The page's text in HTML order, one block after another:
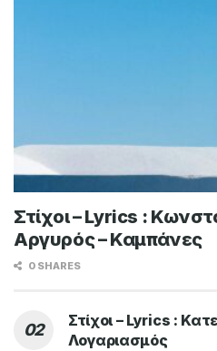
Στίχοι – Lyrics :
Αργυρός – Καμπάνες
0 SHARES
Στίχοι – Lyrics :
Λογαριασμός